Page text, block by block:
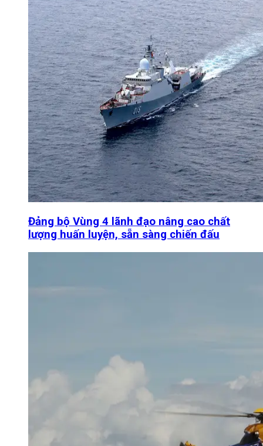
Đảng bộ Vùng 4 lãnh đạo nâng cao chất
lượng huấn luyện, sẵn sàng chiến đấu